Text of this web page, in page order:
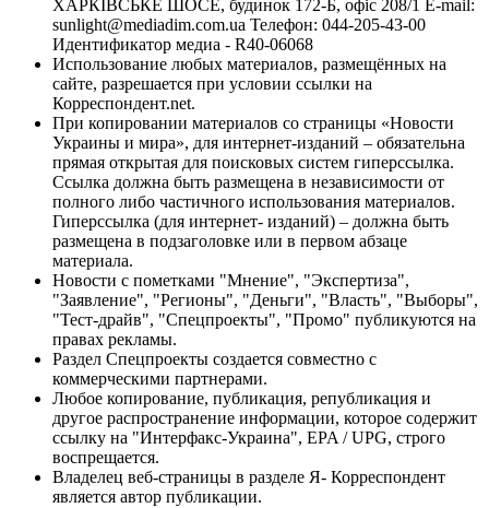
ХАРКІВСЬКЕ ШОСЕ, будинок 172-Б, офіс 208/1 E-mail:
sunlight@mediadim.com.ua Телефон: 044-205-43-00
Идентификатор медиа - R40-06068
Использование любых материалов, размещённых на
сайте, разрешается при условии ссылки на
Корреспондент.net.
При копировании материалов со страницы «Новости
Украины и мира», для интернет-изданий – обязательна
прямая открытая для поисковых систем гиперссылка.
Ссылка должна быть размещена в независимости от
полного либо частичного использования материалов.
Гиперссылка (для интернет- изданий) – должна быть
размещена в подзаголовке или в первом абзаце
материала.
Новости с пометками "Мнение", "Экспертиза",
"Заявление", "Регионы", "Деньги", "Власть", "Выборы",
"Тест-драйв", "Спецпроекты", "Промо" публикуются на
правах рекламы.
Раздел Спецпроекты создается совместно с
коммерческими партнерами.
Любое копирование, публикация, републикация и
другое распространение информации, которое содержит
ссылку на "Интерфакс-Украина", EPA / UPG, строго
воспрещается.
Владелец веб-страницы в разделе Я- Корреспондент
является автор публикации.